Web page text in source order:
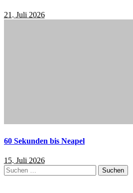
21. Juli 2026
60 Sekunden bis Neapel
15. Juli 2026
Suchen
nach: